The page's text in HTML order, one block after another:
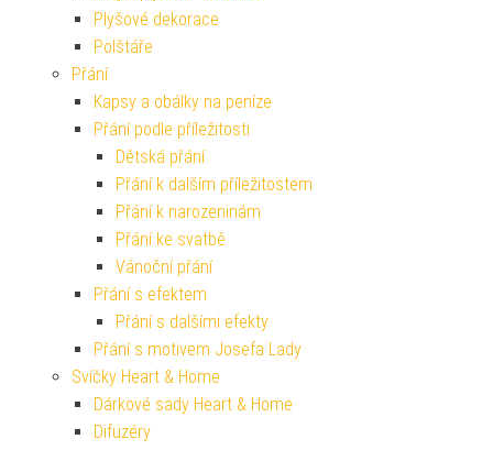
Plyšové dekorace
Polštáře
Přání
Kapsy a obálky na peníze
Přání podle příležitosti
Dětská přání
Přání k dalším příležitostem
Přání k narozeninám
Přání ke svatbě
Vánoční přání
Přání s efektem
Přání s dalšími efekty
Přání s motivem Josefa Lady
Svíčky Heart & Home
Dárkové sady Heart & Home
Difuzéry